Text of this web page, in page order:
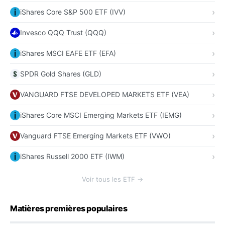
iShares Core S&P 500 ETF (IVV)
Invesco QQQ Trust (QQQ)
iShares MSCI EAFE ETF (EFA)
SPDR Gold Shares (GLD)
VANGUARD FTSE DEVELOPED MARKETS ETF (VEA)
iShares Core MSCI Emerging Markets ETF (IEMG)
Vanguard FTSE Emerging Markets ETF (VWO)
iShares Russell 2000 ETF (IWM)
Voir tous les ETF →
Matières premières populaires